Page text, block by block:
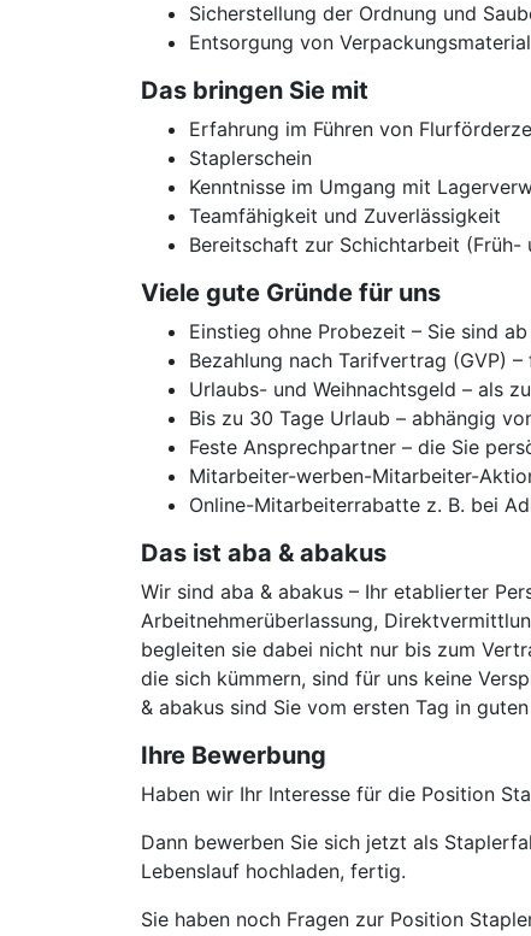
Sicherstellung der Ordnung und
Entsorgung von
Das bringen Sie mit
Erfahrung im Führen von
Staplerschein
Kenntnisse im Umgang mit
Teamfähigkeit und Zuverlässigkeit
Bereitschaft zur Schichtarbeit (Früh-
Viele gute Gründe für uns
Einstieg ohne Probezeit – Sie sind
Bezahlung nach Tarifvertrag (GVP)
Urlaubs- und Weihnachtsgeld – als
Bis zu 30 Tage Urlaub – abhängig
Feste Ansprechpartner – die Sie
Mitarbeiter-werben-Mitarbeiter-
Online-Mitarbeiterrabatte z. B. bei
Das ist aba & abakus
Wir sind aba & abakus – Ihr etablierter
Arbeitnehmerüberlassung,
begleiten sie dabei nicht nur bis zum
die sich kümmern, sind für uns keine
& abakus sind Sie vom ersten Tag in
Ihre Bewerbung
Haben wir Ihr Interesse für die Position
Dann bewerben Sie sich jetzt als
Lebenslauf hochladen, fertig.
Sie haben noch Fragen zur Position